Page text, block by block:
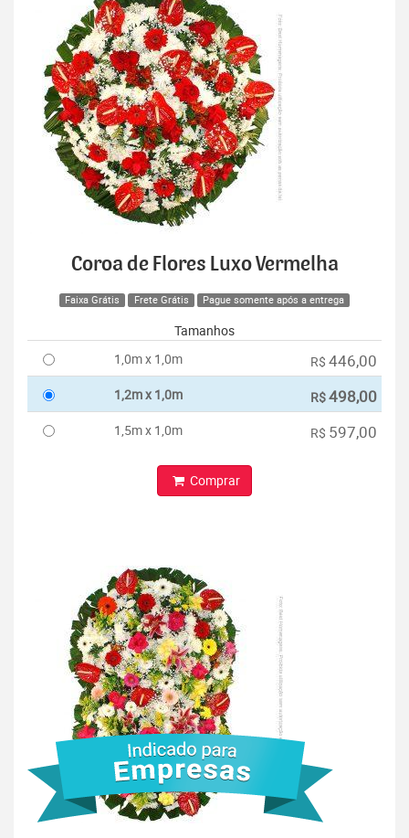
Coroa de Flores Luxo Vermelha
Faixa Grátis Frete Grátis Pague somente após a entrega
Tamanhos
1,0m x 1,0m
R$ 446,00
1,2m x 1,0m R$498,00
1,5m x 1,0m R$ 597,00
Comprar